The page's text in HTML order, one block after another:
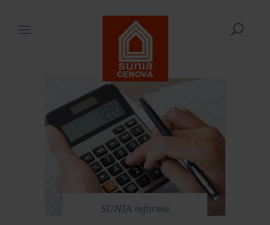
SUNIA informa